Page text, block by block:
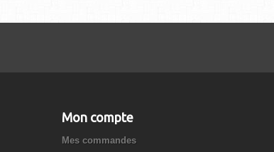
Mon compte
Mes commandes